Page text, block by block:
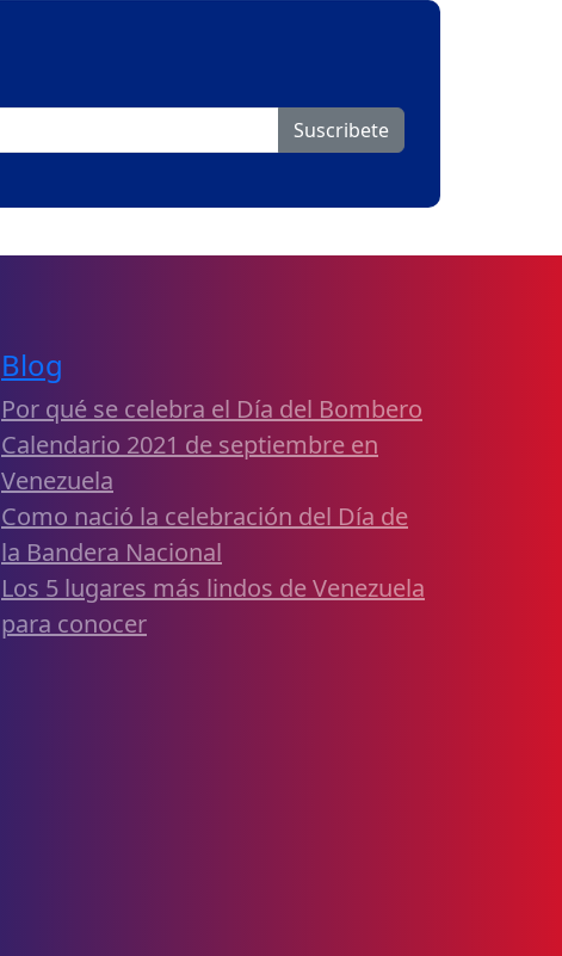
Suscribete
Blog
Por qué se celebra el Día del Bombero
Calendario 2021 de septiembre en
Venezuela
Como nació la celebración del Día de
la Bandera Nacional
Los 5 lugares más lindos de Venezuela
para conocer